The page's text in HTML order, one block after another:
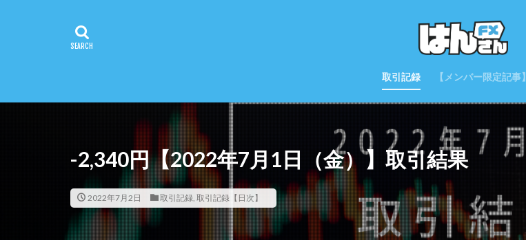
取引記録 【メンバー限定記事】
-2,340円【2022年7月1日（金）】取引結果
2022年7月2日 取引記録, 取引記録【日次】